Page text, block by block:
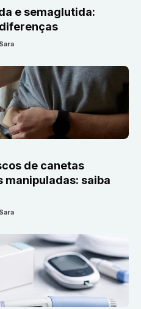
e semaglutida:
de canetas
saiba